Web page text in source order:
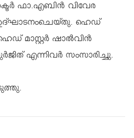
ഫാ.എബിന്‍ വിവേര
ഹെഡ്
ഹെഡ് മാസ്റ്റര്‍ ഷാല്‍വിന്‍
എന്നിവര്‍ സംസാരിച്ചു.